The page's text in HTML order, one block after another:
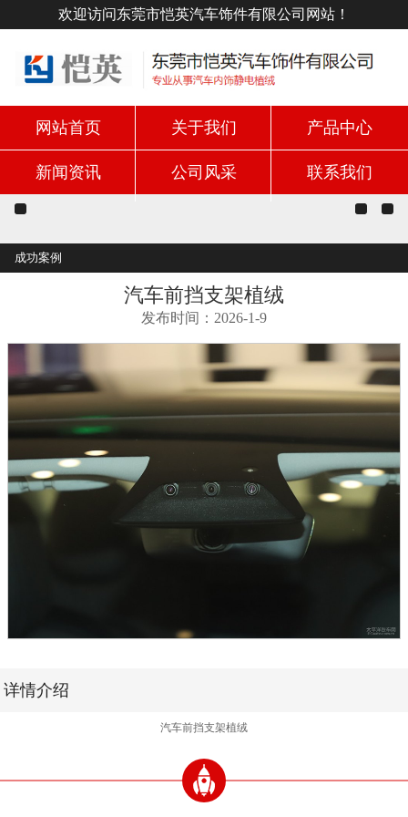
欢迎访问东莞市恺英汽车饰件有限公司网站！
网站首页 关于我们 产品中心
新闻资讯 公司风采 联系我们
成功案例
汽车前挡支架植绒
发布时间：2026-1-9
详情介绍
汽车前挡支架植绒